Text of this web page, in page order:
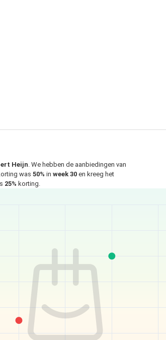
Heijn. We hebben de aanbiedingen van
was 50% in week 30 en kreeg het
25% korting.